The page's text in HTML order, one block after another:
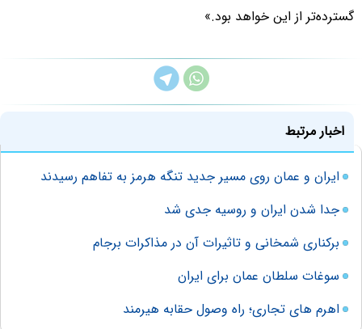
گسترده‌تر از این خواهد بود.»
اخبار مرتبط
ایران و عمان روی مسیر جدید تنگه هرمز به تفاهم رسیدند
جدا شدن ایران و روسیه جدی شد
برکناری شمخانی و تاثیرات آن در مذاکرات برجام
سوغات سلطان عمان برای ایران
اهرم های تجاری؛ راه وصول حقابه هیرمند